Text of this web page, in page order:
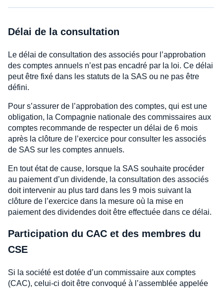
Délai de la consultation
Le délai de consultation des associés pour l’approbation
des comptes annuels n’est pas encadré par la loi. Ce délai
peut être fixé dans les statuts de la SAS ou ne pas être
défini.
Pour s’assurer de l’approbation des comptes, qui est une
obligation, la Compagnie nationale des commissaires aux
comptes recommande de respecter un délai de 6 mois
après la clôture de l’exercice pour consulter les associés
de SAS sur les comptes annuels.
En tout état de cause, lorsque la SAS souhaite procéder
au paiement d’un dividende, la consultation des associés
doit intervenir au plus tard dans les 9 mois suivant la
clôture de l’exercice dans la mesure où la mise en
paiement des dividendes doit être effectuée dans ce délai.
Participation du CAC et des membres du
CSE
Si la société est dotée d’un commissaire aux comptes
(CAC), celui-ci doit être convoqué à l’assemblée appelée